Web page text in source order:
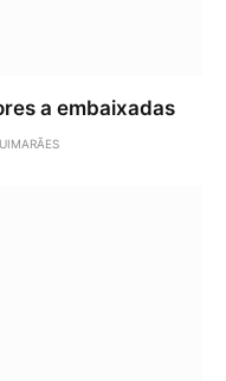
a embaixadas